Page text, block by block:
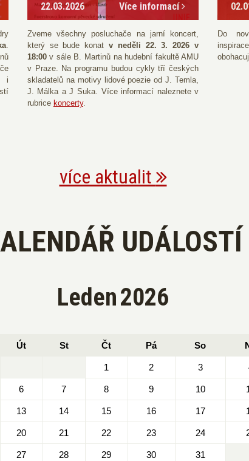
.
i
22.03.2026 Více informací
Zveme všechny posluchače na jarní koncert,
který se bude konatv neděli 22. 3. 2026 v
18:00v sále B. Martinů na hudební fakultě AMU
v Praze. Na programu budou cykly tří českých
skladatelů na motivy lidové poezie od J. Temla,
J. Málka a J Suka. Více informací naleznete v
rubrice koncerty.
Do
více aktualit
UDÁLOSTÍ
Leden2026
Út St Čt Pá So
1 2 3
6 7 8 9 10
13 14 15 16 17
20 21 22 23 24
27 28 29 30 31